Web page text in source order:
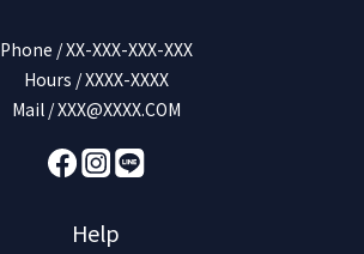
Phone / XX-XXX-XXX-XXX
Hours / XXXX-XXXX
Mail / XXX@XXXX.COM
Help